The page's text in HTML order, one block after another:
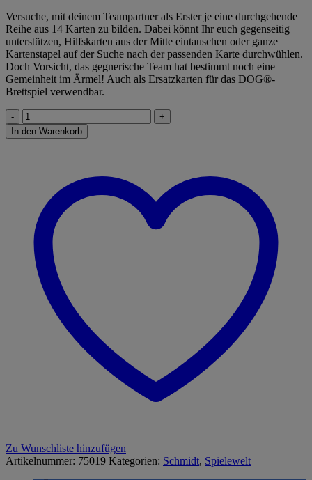
Versuche, mit deinem Teampartner als Erster je eine durchgehende
Reihe aus 14 Karten zu bilden. Dabei könnt Ihr euch gegenseitig
unterstützen, Hilfskarten aus der Mitte eintauschen oder ganze
Kartenstapel auf der Suche nach der passenden Karte durchwühlen.
Doch Vorsicht, das gegnerische Team hat bestimmt noch eine
Gemeinheit im Ärmel! Auch als Ersatzkarten für das DOG®-
Brettspiel verwendbar.
DOG®
Cards
Menge
In den Warenkorb
Zu Wunschliste hinzufügen
Artikelnummer: 75019 Kategorien: Schmidt, Spielewelt